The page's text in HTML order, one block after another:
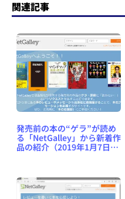
関連記事
発売前の本の“ゲラ”が読め
る「NetGalley」から新着作
品の紹介（2019年1月7日